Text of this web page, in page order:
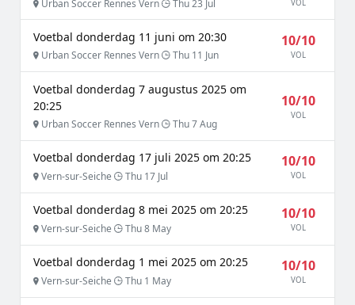
Urban Soccer Rennes Vern Thu 23 Jul VOL
Voetbal donderdag 11 juni om 20:30
Urban Soccer Rennes Vern Thu 11 Jun
10/10
VOL
Voetbal donderdag 7 augustus 2025 om
20:25
Urban Soccer Rennes Vern Thu 7 Aug
10/10
VOL
Voetbal donderdag 17 juli 2025 om 20:25
Vern-sur-Seiche Thu 17 Jul
10/10
VOL
Voetbal donderdag 8 mei 2025 om 20:25
Vern-sur-Seiche Thu 8 May
10/10
VOL
Voetbal donderdag 1 mei 2025 om 20:25
Vern-sur-Seiche Thu 1 May
10/10
VOL